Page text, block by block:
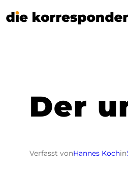
Der
Verfasst vonHannes Kochin